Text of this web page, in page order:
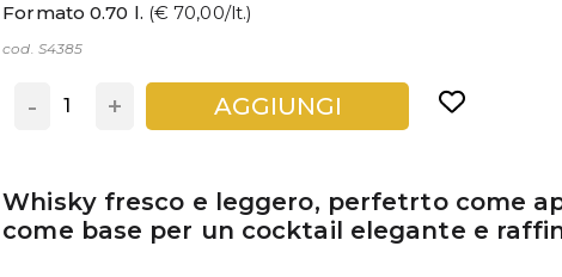
Formato 0.70 l. (€ 70,00/lt.)
cod. S4385
- + AGGIUNGI
Whisky fresco e leggero, perfetrto come
come base per un cocktail elegante e